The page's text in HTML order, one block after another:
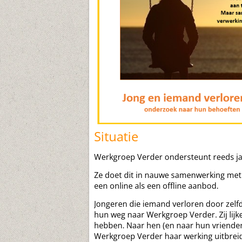
Situatie
Werkgroep Verder ondersteunt reeds
Ze doet dit in nauwe samenwerking
een online als een offline aanbod.
Jongeren die iemand verloren door
hun weg naar Werkgroep Verder. Zij
hebben. Naar hen (en naar hun
Werkgroep Verder haar werking